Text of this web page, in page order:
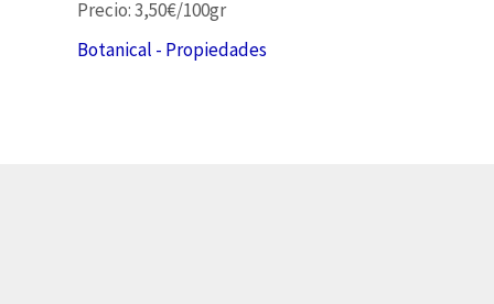
Precio: 3,50€/100gr
Botanical - Propiedades